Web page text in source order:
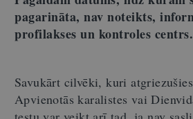
pagarināta, nav noteikts,
profilakses un kontroles centrs.
Savukārt cilvēki, kuri
Apvienotās karalistes vai